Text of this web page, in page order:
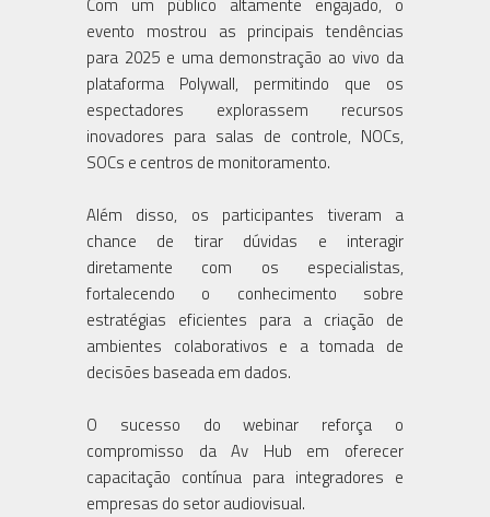
evento mostrou as principais tendências
para 2025 e uma demonstração ao vivo da
plataforma Polywall, permitindo que os
espectadores explorassem recursos
inovadores para salas de controle, NOCs,
SOCs e centros de monitoramento.
Além disso, os participantes tiveram a
chance de tirar dúvidas e interagir
diretamente com os especialistas,
fortalecendo o conhecimento sobre
estratégias eficientes para a criação de
ambientes colaborativos e a tomada de
decisões baseada em dados.
O sucesso do webinar reforça o
compromisso da Av Hub em oferecer
capacitação contínua para integradores e
empresas do setor audiovisual.